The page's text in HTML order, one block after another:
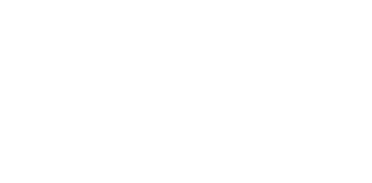
🚨 SICOR Seguridad El
Prosegur, Ombuds y la Ley
La justicia confirma la